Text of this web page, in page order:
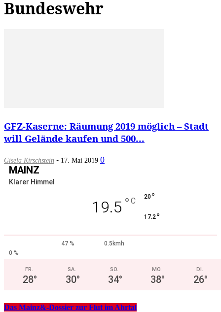
Bundeswehr
GFZ-Kaserne: Räumung 2019 möglich – Stadt
will Gelände kaufen und 500...
Gisela Kirschstein - 17. Mai 2019 0
MAINZ
Klarer Himmel
19.5 ° C 20°
17.2°
47 %
0.5kmh
0 %
FR.
28°
SA.
30°
SO.
34°
MO.
38°
DI.
26°
Das Mainz&-Dossier zur Flut im Ahrtal